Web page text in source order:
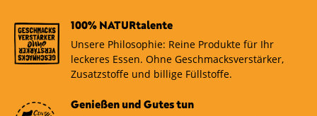
100% NATURtalente
Unsere Philosophie: Reine Produkte für Ihr
leckeres Essen. Ohne Geschmacksverstärker,
Zusatzstoffe und billige Füllstoffe.
Genießen und Gutes tun